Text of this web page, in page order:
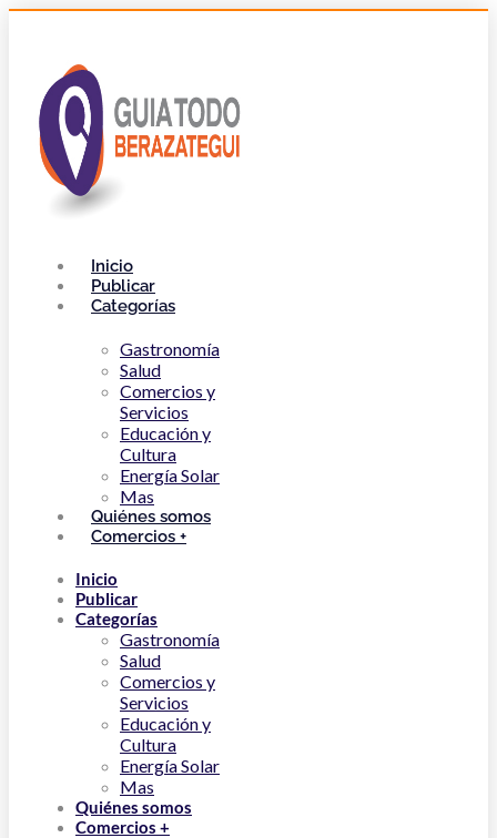
Inicio
Publicar
Categorías
Gastronomía
Salud
Comercios y
Servicios
Educación y
Cultura
Energía Solar
Mas
Quiénes somos
Comercios +
Inicio
Publicar
Categorías
Gastronomía
Salud
Comercios y
Servicios
Educación y
Cultura
Energía Solar
Mas
Quiénes somos
Comercios +